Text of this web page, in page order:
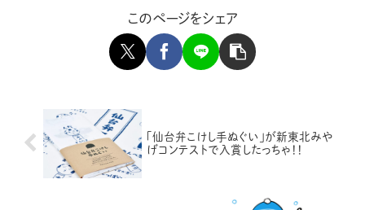
このページをシェア
「仙台弁こけし手ぬぐい」が新東北みや
げコンテストで入賞したっちゃ！！